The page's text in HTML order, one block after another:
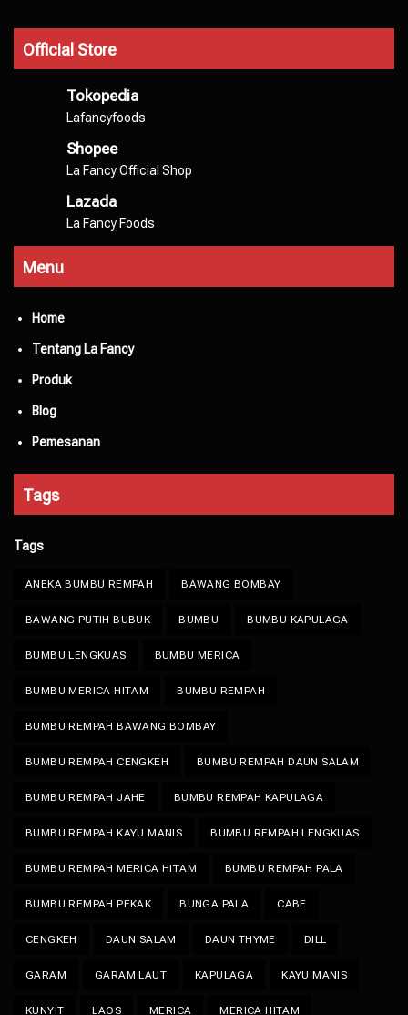
Official Store
Tokopedia
Lafancyfoods
Shopee
La Fancy Official Shop
Lazada
La Fancy Foods
Menu
Home
Tentang La Fancy
Produk
Blog
Pemesanan
Tags
Tags
ANEKA BUMBU REMPAH BAWANG BOMBAY
BAWANG PUTIH BUBUK BUMBU BUMBU KAPULAGA
BUMBU LENGKUAS BUMBU MERICA
BUMBU MERICA HITAM BUMBU REMPAH
BUMBU REMPAH BAWANG BOMBAY
BUMBU REMPAH CENGKEH BUMBU REMPAH DAUN SALAM
BUMBU REMPAH JAHE BUMBU REMPAH KAPULAGA
BUMBU REMPAH KAYU MANIS BUMBU REMPAH LENGKUAS
BUMBU REMPAH MERICA HITAM BUMBU REMPAH PALA
BUMBU REMPAH PEKAK BUNGA PALA CABE
CENGKEH DAUN SALAM DAUN THYME DILL
GARAM GARAM LAUT KAPULAGA KAYU MANIS
KUNYIT LAOS MERICA MERICA HITAM